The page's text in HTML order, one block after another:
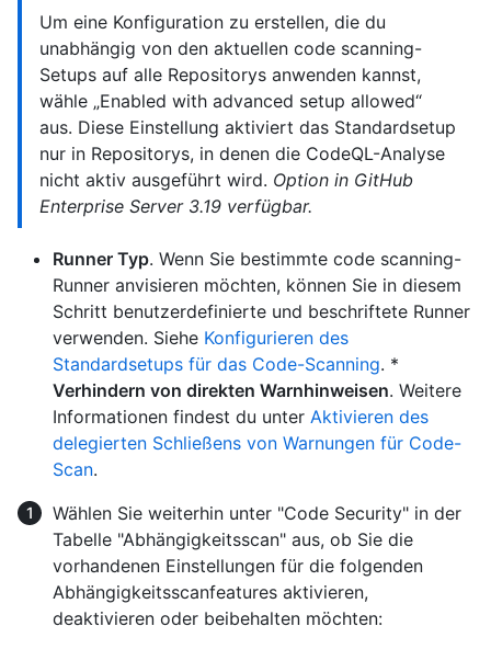
Um eine Konfiguration zu erstellen, die du
unabhängig von den aktuellen code scanning-
Setups auf alle Repositorys anwenden kannst,
wähle „Enabled with advanced setup allowed“
aus. Diese Einstellung aktiviert das Standardsetup
nur in Repositorys, in denen die CodeQL-Analyse
nicht aktiv ausgeführt wird. Option in GitHub
Enterprise Server 3.19 verfügbar.
Runner Typ. Wenn Sie bestimmte code scanning-
Runner anvisieren möchten, können Sie in diesem
Schritt benutzerdefinierte und beschriftete Runner
verwenden. Siehe Konfigurieren des
Standardsetups für das Code-Scanning. *
Verhindern von direkten Warnhinweisen. Weitere
Informationen findest du unter Aktivieren des
delegierten Schließens von Warnungen für Code-
Scan.
Wählen Sie weiterhin unter "Code Security" in der
Tabelle "Abhängigkeitsscan" aus, ob Sie die
vorhandenen Einstellungen für die folgenden
Abhängigkeitsscanfeatures aktivieren,
deaktivieren oder beibehalten möchten: